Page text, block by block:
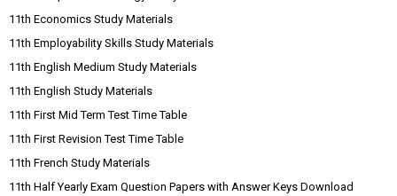
11th Economics Study Materials
11th Employability Skills Study Materials
11th English Medium Study Materials
11th English Study Materials
11th First Mid Term Test Time Table
11th First Revision Test Time Table
11th French Study Materials
11th Half Yearly Exam Question Papers with Answer Keys Download